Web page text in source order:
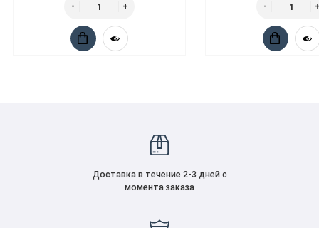
Доставка в течение 2-3 дней с
момента заказа